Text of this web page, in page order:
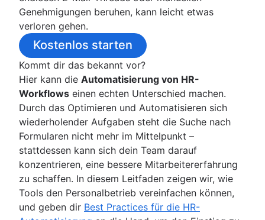
Fehlerbudget
Zuverlässigkeit und Verfügbarkeit
MTTF (Mean Time to Failure)
ChatOps
Management von IT-Vorfällen
Modernes Vorfallmanagement für IT-Ops
So entwickelst du einen IT-Disaster-
Plan
Beispiele für Disaster-Recovery-Pläne
Best Practices für das Bug-Tracking
Vorlage
Ohne Schuldzuweisungen
Berichte
Meeting
Zeitleisten
5 Warum-Fragen
Öffentlich vs. privat
Tutorials
Überblick
Informationen zu Vorfällen
Bereitschaftsplan
Automatisierung von
Kundenbenachrichtigungen
Handbuch
Überblick
Incident Response
Post-Mortem-Analysen
Vorlagengenerator
Glossar
Handbuch herunterladen
Der Stand des Vorfallmanagements 2020
Der Stand des Vorfallmanagements 2021
Compliance Management Software
Compliance Management Software
Compliance Management Software
Strategien für das Employee Experience
Management
Die 9 besten Onboarding-Lösungen
Plattformen für die Mitarbeitererfahrung
Onboarding-Workflow
Checkliste für das Onboarding von Mitarbeitern
IT-Bereitstellungsservice
HR-Helpdesk-Software
HR-Servicecenter
HR-Fallmanagement
Änderungsmanagementtools
HR-Automatisierung
Verbesserung von HR-Prozessen
Daten-Governance
Bereitstellungsmodell für HR-Services
Genehmigungen beruhen, kann leicht etwas
verloren gehen.
Kostenlos starten
Kommt dir das bekannt vor?
Hier kann die Automatisierung von HR-
Workflows einen echten Unterschied machen.
Durch das Optimieren und Automatisieren sich
wiederholender Aufgaben steht die Suche nach
Formularen nicht mehr im Mittelpunkt –
stattdessen kann sich dein Team darauf
konzentrieren, eine bessere Mitarbeitererfahrung
zu schaffen. In diesem Leitfaden zeigen wir, wie
Tools den Personalbetrieb vereinfachen können,
und geben dir Best Practices für die HR-